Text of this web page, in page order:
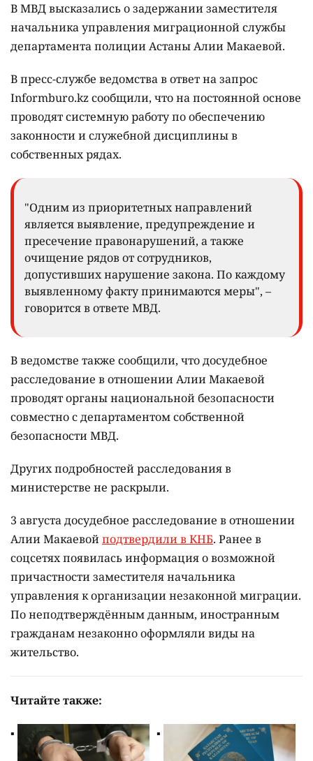
В МВД высказались о задержании заместителя
начальника управления миграционной службы
департамента полиции Астаны Алии Макаевой.
В пресс-службе ведомства в ответ на запрос
Informburo.kz сообщили, что на постоянной основе
проводят системную работу по обеспечению
законности и служебной дисциплины в
собственных рядах.
"Одним из приоритетных направлений
является выявление, предупреждение и
пресечение правонарушений, а также
очищение рядов от сотрудников,
допустивших нарушение закона. По каждому
выявленному факту принимаются меры", –
говорится в ответе МВД.
В ведомстве также сообщили, что досудебное
расследование в отношении Алии Макаевой
проводят органы национальной безопасности
совместно с департаментом собственной
безопасности МВД.
Других подробностей расследования в
министерстве не раскрыли.
3 августа досудебное расследование в отношении
Алии Макаевойподтвердили в КНБ. Ранее в
соцсетях появилась информация о возможной
причастности заместителя начальника
управления к организации незаконной миграции.
По неподтверждённым данным, иностранным
гражданам незаконно оформляли виды на
жительство.
Читайте также: